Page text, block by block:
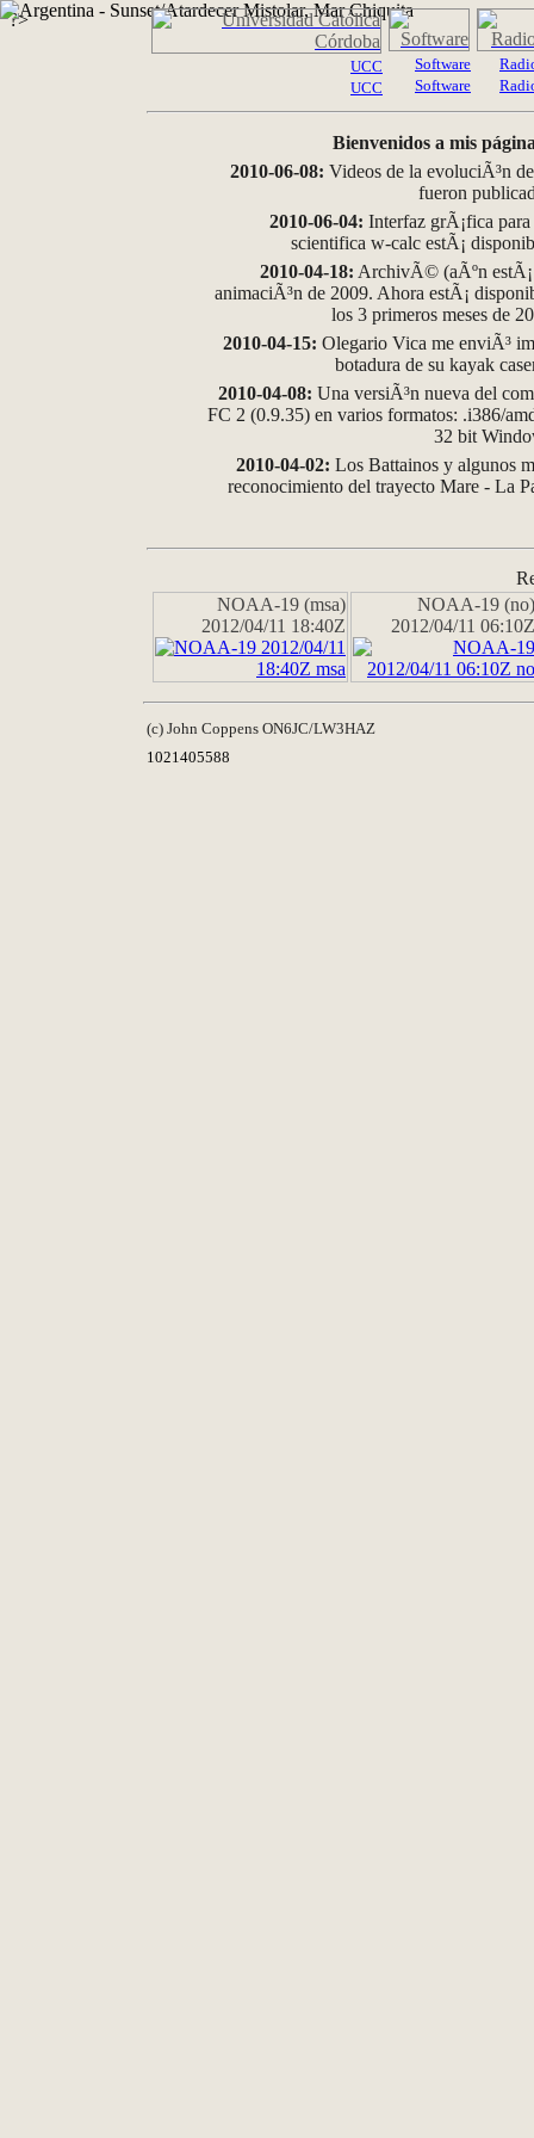
?>
UCC
UCC
Software
Software
Bienvenidos a mis
2010-06-08: Videos de la evoluciÃ³n
fueron
2010-06-04: Interfaz grÃ¡fica
scientifica w-calc estÃ¡
2010-04-18: ArchivÃ© (aÃºn
animaciÃ³n de 2009. Ahora estÃ¡
los 3 primeros meses de
2010-04-15: Olegario Vica me enviÃ³
botadura de su kayak
2010-04-08: Una versiÃ³n nueva del
FC 2 (0.9.35) en varios formatos: .i386/
32 bit
2010-04-02: Los Battainos y algunos
reconocimiento del trayecto Mare - La
NOAA-19 (msa)
2012/04/11 18:40Z
NOAA-19 (no)
2012/04/11 06:10Z
(c) John Coppens ON6JC/LW3HAZ
1021405588